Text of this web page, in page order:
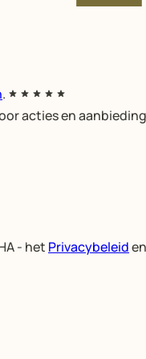
.
acties en
- het Privacybeleid